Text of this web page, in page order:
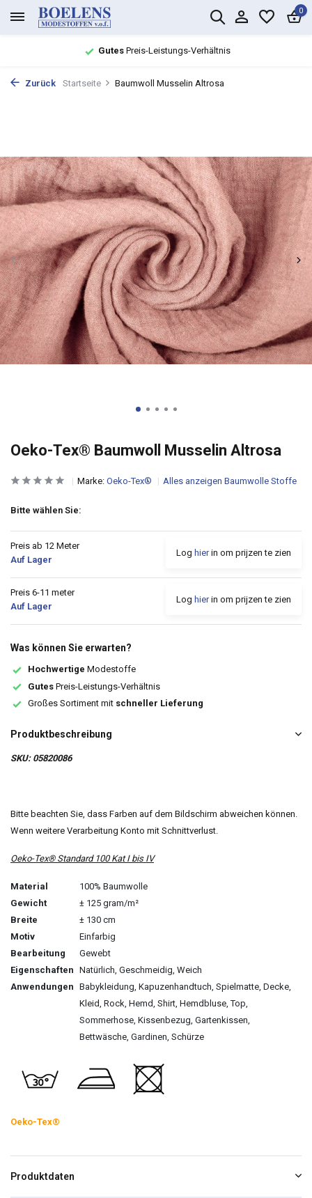
0
GutesPreis-Leistungs-Verhältnis
Zurück Startseite Baumwoll Musselin Altrosa
Oeko-Tex® Baumwoll Musselin Altrosa
Marke: Oeko-Tex® Alles anzeigen Baumwolle Stoffe
Bitte wählen Sie:
Preis ab 12 Meter
Auf Lager
Log hierin om prijzen te zien
Preis 6-11 meter
Auf Lager
Log hierin om prijzen te zien
Was können Sie erwarten?
Hochwertige Modestoffe
Gutes Preis-Leistungs-Verhältnis
Großes Sortiment mit schneller Lieferung
Produktbeschreibung
SKU: 05820086
Bitte beachten Sie, dass Farben auf dem Bildschirm abweichen können.
Wenn weitere Verarbeitung Konto mit Schnittverlust.
Oeko-Tex® Standard 100 Kat I bis IV
Material
100% Baumwolle
Gewicht
± 125 gram/m²
Breite
± 130 cm
Motiv
Einfarbig
Bearbeitung
Gewebt
Eigenschaften Natürlich, Geschmeidig, Weich
Anwendungen Babykleidung, Kapuzenhandtuch, Spielmatte, Decke,
Kleid, Rock, Hemd, Shirt, Hemdbluse, Top,
Sommerhose, Kissenbezug, Gartenkissen,
Bettwäsche, Gardinen, Schürze
Oeko-Tex®
Produktdaten